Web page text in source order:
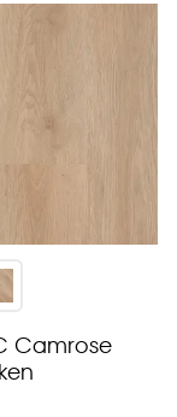
Camrose